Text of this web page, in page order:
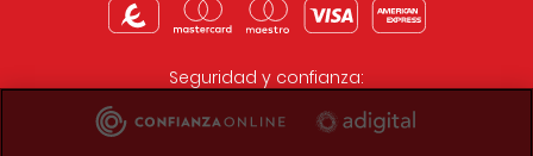
Seguridad y confianza: